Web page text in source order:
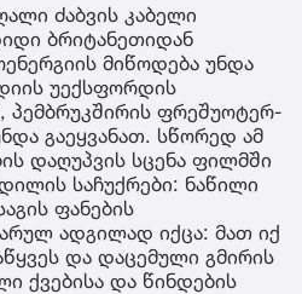
ძაბვის კაბელი
ბრიტანეთიდან
მიწოდება უნდა
უექსფორდის
პემბრუკშირის ფრეშუოტერ-
გაეყვანათ. სწორედ ამ
დაღუპვის სცენა ფილმში
საჩუქრები: ნაწილი
ფანების
ადგილად იქცა: მათ იქ
და დაცემული გმირის
ქვებისა და წინდების